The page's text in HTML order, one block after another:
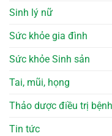
Sinh lý nữ
Sức khỏe gia đình
Sức khỏe Sinh sản
Tai, mũi, họng
Thảo dược điều trị
Tin tức